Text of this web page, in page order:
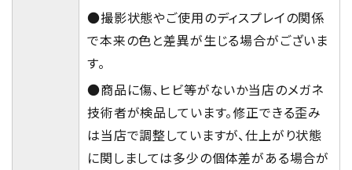
●撮影状態やご使用のディスプレイの関係
で本来の色と差異が生じる場合がございま
す。
●商品に傷、ヒビ等がないか当店のメガネ
技術者が検品しています。修正できる歪み
は当店で調整していますが、仕上がり状態
に関しましては多少の個体差がある場合が